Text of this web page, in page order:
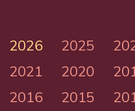
2026 2025
2021
2020
2016
2015